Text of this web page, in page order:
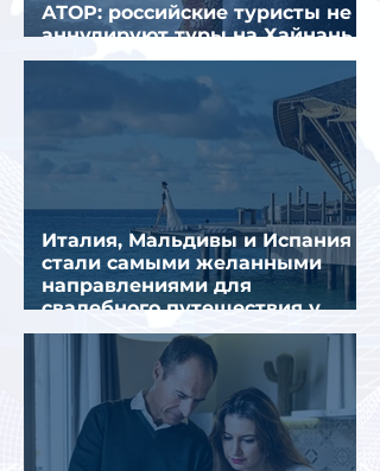
АТОР: российские туристы не
аннулируют туры на Хайнань
из-за тайфуна «Дельфин»
Италия, Мальдивы и Испания
стали самыми желанными
направлениями для
свадебного путешествия у
россиян